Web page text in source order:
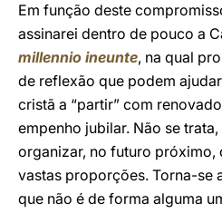
Em função deste
assinarei dentro de pouco a
millennio ineunte, na qual
de reflexão que podem
cristã a “partir” com
empenho jubilar. Não se
organizar, no futuro próximo,
vastas proporções. Torna-se
que não é de forma alguma